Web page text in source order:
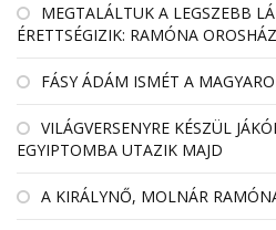
MEGTALÁLTUK A LEGSZEBB
ÉRETTSÉGIZIK: RAMÓNA
FÁSY ÁDÁM ISMÉT A
VILÁGVERSENYRE KÉSZÜL
EGYIPTOMBA UTAZIK MAJD
A KIRÁLYNŐ, MOLNÁR